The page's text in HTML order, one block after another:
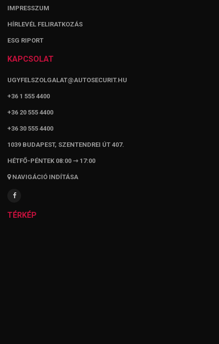
IMPRESSZUM
HÍRLEVÉL FELIRATKOZÁS
ESG RIPORT
KAPCSOLAT
UGYFELSZOLGALAT@AUTOSECURIT.HU
+36 1 555 4400
+36 20 555 4400
+36 30 555 4400
1039 BUDAPEST, SZENTENDREI ÚT 407.
HÉTFŐ-PÉNTEK 08:00 ⇾ 17:00
NAVIGÁCIÓ INDÍTÁSA
TÉRKÉP